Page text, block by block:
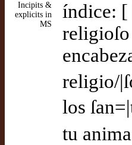
Incipits &
explicits in
MS
índice: [
religio/
los
tu